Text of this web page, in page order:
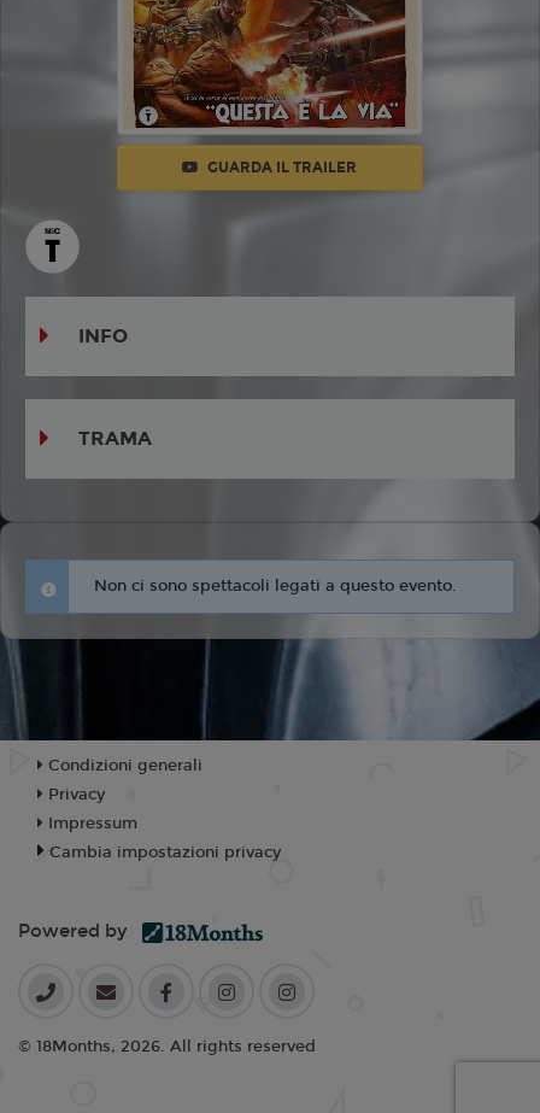
GUARDA IL TRAILER
INFO
TRAMA
Non ci sono spettacoli legati a questo evento.
Condizioni generali
Privacy
Impressum
Cambia impostazioni privacy
Powered by
© 18Months, 2026. All rights reserved